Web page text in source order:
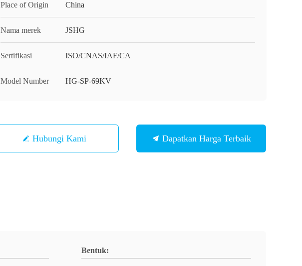
Place of Origin China
Nama merek JSHG
Sertifikasi ISO/CNAS/IAF/CA
Model Number HG-SP-69KV
Hubungi Kami Dapatkan Harga Terbaik
Bentuk: